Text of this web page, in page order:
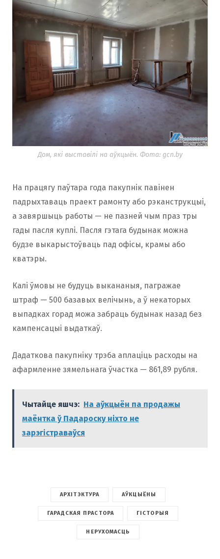
Дом, які выставілі на аўкцыён. Фота: gcn.by
На працягу паўтара года пакупнік павінен
падрыхтаваць праект рамонту або рэканструкцыі,
а завяршыць работы — не пазней чым праз тры
гады пасля куплі. Пасля гэтага будынак можна
будзе выкарыстоўваць пад офісы, крамы або
кватэры.
Калі ўмовы не будуць выкананыя, пагражае
штраф — 500 базавых велічынь, а ў некаторых
выпадках горад можа забраць будынак назад без
кампенсацыі выдаткаў.
Дадаткова пакупніку трэба аплаціць расходы на
афармленне зямельнага ўчастка — 861,89 рубля.
Чытайце яшчэ: На аўкцыён па продажы
маёнтка ў Падароску ніхто не
зарэгістраваўся
АРХІТЭКТУРА АЎКЦЫЁНЫ
ГАРАДСКАЯ ПРАСТОРА ГІСТОРЫЯ
НЕРУХОМАСЦЬ